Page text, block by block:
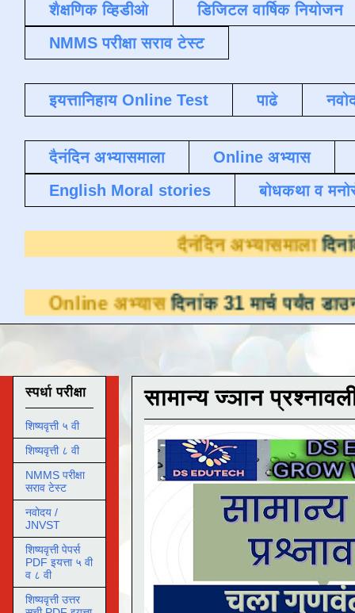
शैक्षणिक व्हिडीओ
डिजिटल वार्षिक नियोजन
NMMS परीक्षा सराव टेस्ट
इयत्तानिहाय Online Test पाढे
दैनंदिन अभ्यासमाला
Online अभ्यास
English Moral stories
बोधकथा व
दैनंदिन
अभ्यासदिनांक 31 मार्च पर्यंत डाउनलोडसाठी
सामान्य ज्ञान
स्पर्धा परीक्षा
शिष्यवृत्ती ५ वी
शिष्यवृत्ती ८ वी
NMMS परीक्षा
सराव टेस्ट
नवोदय /
JNVST
शिष्यवृत्ती पेपर्स
PDF इयत्ता ५ वी
व ८ वी
शिष्यवृत्ती उत्तर